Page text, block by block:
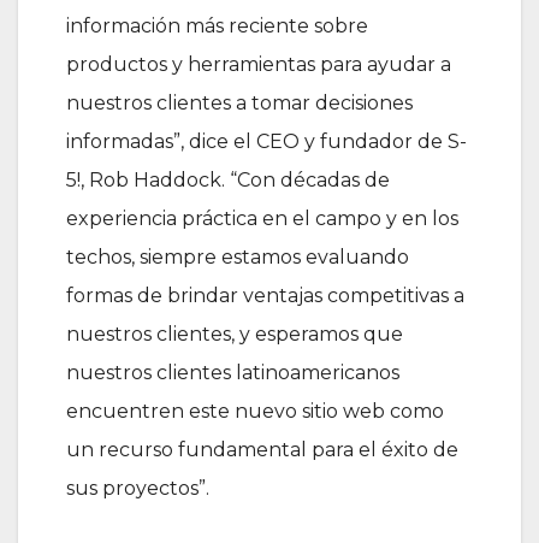
información más reciente sobre
productos y herramientas para ayudar a
nuestros clientes a tomar decisiones
informadas”, dice el CEO y fundador de S-
5!, Rob Haddock. “Con décadas de
experiencia práctica en el campo y en los
techos, siempre estamos evaluando
formas de brindar ventajas competitivas a
nuestros clientes, y esperamos que
nuestros clientes latinoamericanos
encuentren este nuevo sitio web como
un recurso fundamental para el éxito de
sus proyectos”.